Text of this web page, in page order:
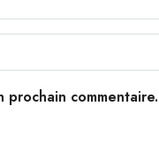
prochain commentaire.